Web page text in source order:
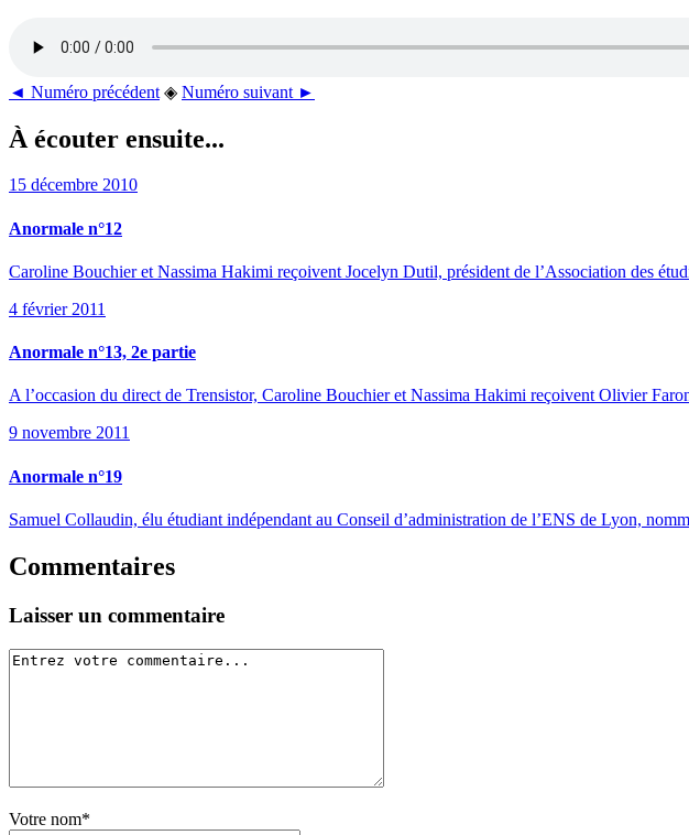
◄ Numéro précédent ◈ Numéro suivant ►
À écouter ensuite...
15 décembre 2010
Anormale n°12
Caroline Bouchier et Nassima Hakimi reçoivent Jocelyn Dutil, président de l’Association des
4 février 2011
Anormale n°13, 2e partie
A l’occasion du direct de Trensistor, Caroline Bouchier et Nassima Hakimi reçoivent Olivier
9 novembre 2011
Anormale n°19
Samuel Collaudin, élu étudiant indépendant au Conseil d’administration de l’ENS de Lyon,
Commentaires
Laisser un commentaire
Votre nom*